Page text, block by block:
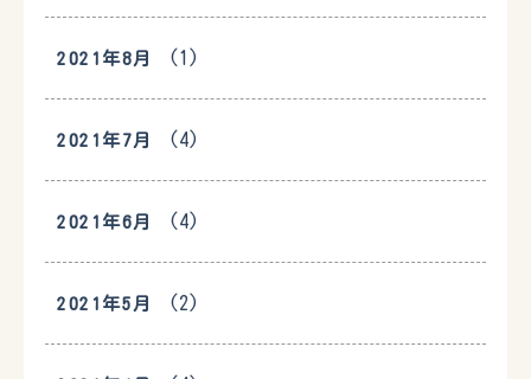
2021年8月 (1)
2021年7月 (4)
2021年6月 (4)
2021年5月 (2)